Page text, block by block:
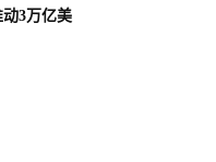
3万亿美